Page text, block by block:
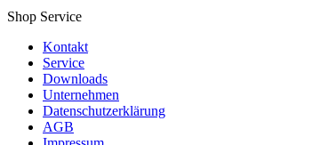
Shop Service
Kontakt
Service
Downloads
Unternehmen
Datenschutzerklärung
AGB